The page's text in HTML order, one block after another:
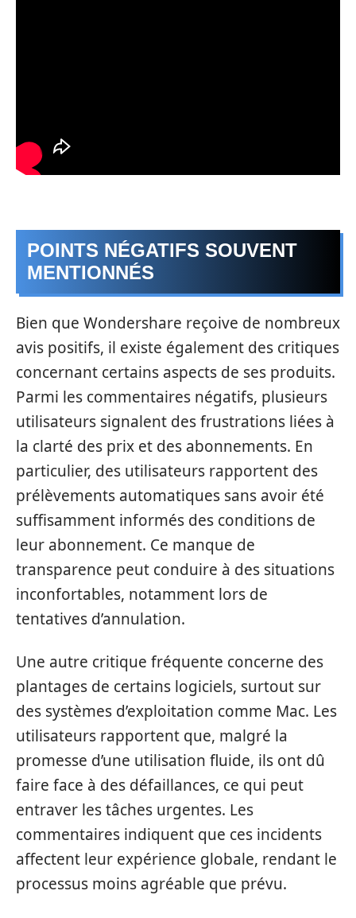
POINTS NÉGATIFS SOUVENT
MENTIONNÉS
Bien que Wondershare reçoive de nombreux
avis positifs, il existe également des critiques
concernant certains aspects de ses produits.
Parmi les commentaires négatifs, plusieurs
utilisateurs signalent des frustrations liées à
la clarté des prix et des abonnements. En
particulier, des utilisateurs rapportent des
prélèvements automatiques sans avoir été
suffisamment informés des conditions de
leur abonnement. Ce manque de
transparence peut conduire à des situations
inconfortables, notamment lors de
tentatives d’annulation.
Une autre critique fréquente concerne des
plantages de certains logiciels, surtout sur
des systèmes d’exploitation comme Mac. Les
utilisateurs rapportent que, malgré la
promesse d’une utilisation fluide, ils ont dû
faire face à des défaillances, ce qui peut
entraver les tâches urgentes. Les
commentaires indiquent que ces incidents
affectent leur expérience globale, rendant le
processus moins agréable que prévu.